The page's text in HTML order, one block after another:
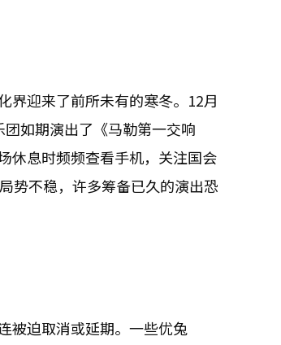
界迎来了前所未有的寒冬。12月
如期演出了《马勒第一交响
休息时频频查看手机，关注国会
势不稳，许多筹备已久的演出恐
被迫取消或延期。一些优兔